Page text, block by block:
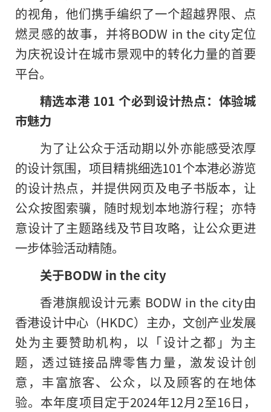
的视角，他们携手编织了一个超越界限、点
燃灵感的故事，并将BODW in the city定位
为庆祝设计在城市景观中的转化力量的首要
平台。
精选本港 101 个必到设计热点：体验城
市魅力
为了让公众于活动期以外亦能感受浓厚
的设计氛围，项目精挑细选101个本港必游览
的设计热点，并提供网页及电子书版本，让
公众按图索骥，随时规划本地游行程；亦特
意设计了主题路线及节目攻略，让公众更进
一步体验活动精随。
关于BODW in the city
香港旗舰设计元素 BODW in the city由
香港设计中心（HKDC）主办，文创产业发展
处为主要赞助机构，以「设计之都」为主
题，透过链接品牌零售力量，激发设计创
意，丰富旅客、公众，以及顾客的在地体
验。本年度项目定于2024年12月2至16日，